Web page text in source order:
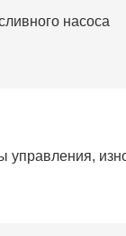
насоса
управления,